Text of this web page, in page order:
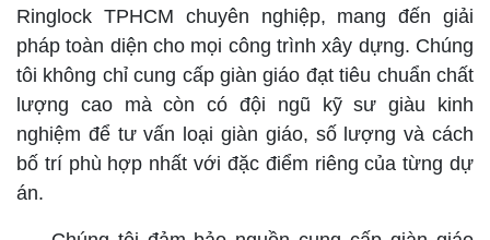
Ringlock TPHCM chuyên nghiệp, mang đến giải
pháp toàn diện cho mọi công trình xây dựng. Chúng
tôi không chỉ cung cấp giàn giáo đạt tiêu chuẩn chất
lượng cao mà còn có đội ngũ kỹ sư giàu kinh
nghiệm để tư vấn loại giàn giáo, số lượng và cách
bố trí phù hợp nhất với đặc điểm riêng của từng dự
án.